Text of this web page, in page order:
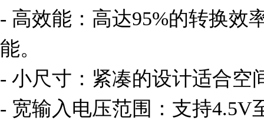
- 高效能：高达95%的转换效
能。
- 小尺寸：紧凑的设计适合空
- 宽输入电压范围：支持4.5V